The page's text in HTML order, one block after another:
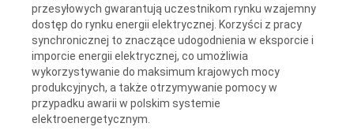
przesyłowych gwarantują uczestnikom rynku wzajemny
dostęp do rynku energii elektrycznej. Korzyści z pracy
synchronicznej to znaczące udogodnienia w eksporcie i
imporcie energii elektrycznej, co umożliwia
wykorzystywanie do maksimum krajowych mocy
produkcyjnych, a także otrzymywanie pomocy w
przypadku awarii w polskim systemie
elektroenergetycznym.